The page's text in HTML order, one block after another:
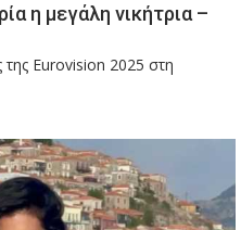
η μεγάλη νικήτρια –
Eurovision 2025 στη